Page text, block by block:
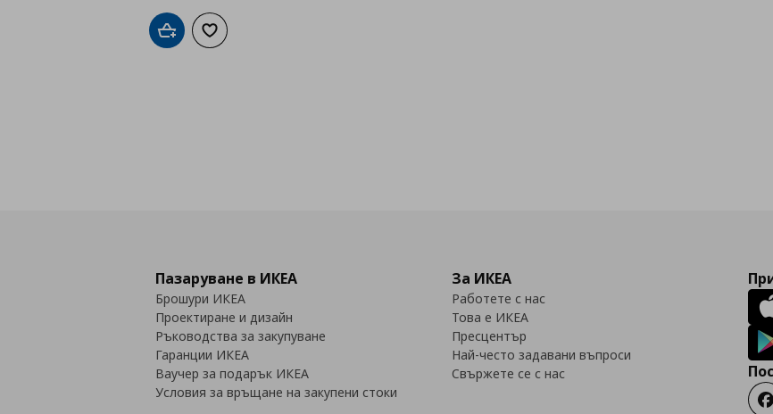
Добави в кошницата
Добави към списъка с любими
Пазаруване в ИКЕА
Брошури ИКЕА
Проектиране и дизайн
Ръководства за закупуване
Гаранции ИКЕА
Ваучер за подарък ИКЕА
Условия за връщане на закупени стоки
За ИКЕА
Работете с нас
Това е ИКЕА
Пресцентър
Най-често задавани въпроси
Свържете се с нас